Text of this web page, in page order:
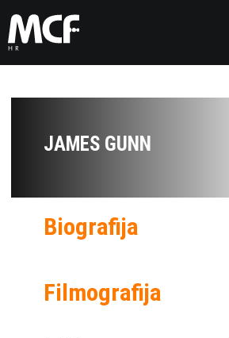
JAMES GUNN
Biografija
Filmografija